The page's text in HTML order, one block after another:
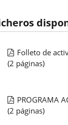
Folleto de
(2 páginas)
PROGRAMA
(2 páginas)